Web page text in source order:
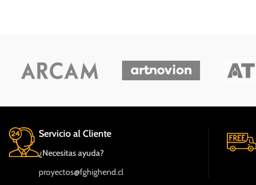
Servicio al Cliente
¿Necesitas ayuda?
proyectos@fghighend.cl